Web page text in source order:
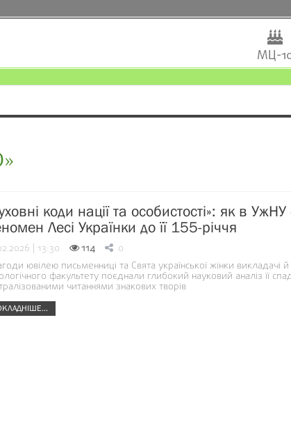
МЦ-
коди нації та особистості»: як в
Лесі Українки до її 155-річчя
| 13:30 114 0
ювілею письменниці та Свята української жінки викладачі
факультету поєднали глибокий науковий аналіз її
читаннями знакових творів